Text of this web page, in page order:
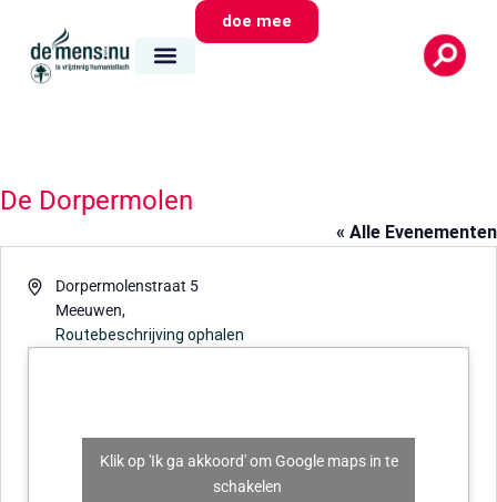
doe mee
De Dorpermolen
« Alle Evenementen
AdresDorpermolenstraat 5
Meeuwen,
Routebeschrijving ophalen
Klik op 'Ik ga akkoord' om Google maps in te
schakelen